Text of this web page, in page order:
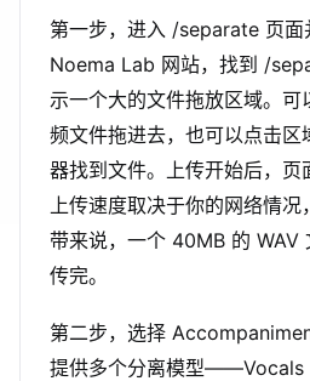
第一步，进入 /separate 页面
Noema Lab 网站，找到 /
示一个大的文件拖放区域。可
频文件拖进去，也可以点击区
器找到文件。上传开始后，页
上传速度取决于你的网络情况
带来说，一个 40MB 的 WAV
传完。
第二步，选择
提供多个分离模型——Vocals